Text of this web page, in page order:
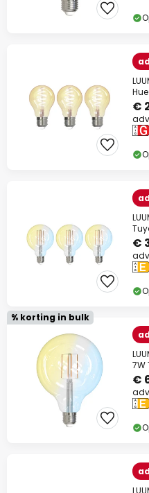
€
€
% korting in bulk
7W
€